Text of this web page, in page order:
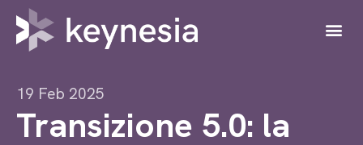
19 Feb 2025
Transizione 5.0: la